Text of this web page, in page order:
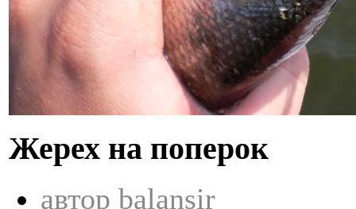
Жерех на поперок
автор balansir